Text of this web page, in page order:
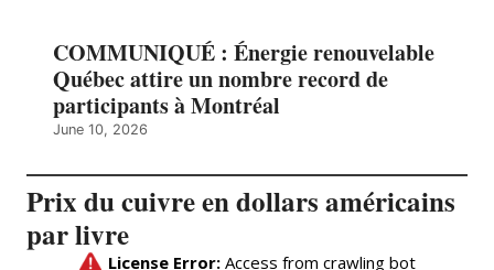
COMMUNIQUÉ : Énergie renouvelable
Québec attire un nombre record de
participants à Montréal
June 10, 2026
Prix du cuivre en dollars américains
par livre